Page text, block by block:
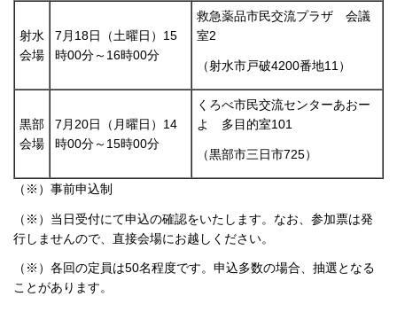
射水
会場
7月18日（土曜日）15
時00分～16時00分
救急薬品市民交流プラザ 会議
室2
（射水市戸破4200番地11）
黒部
会場
7月20日（月曜日）14
時00分～15時00分
くろべ市民交流センターあおー
よ 多目的室101
（黒部市三日市725）
（※）事前申込制
（※）当日受付にて申込の確認をいたします。なお、参加票は発
行しませんので、直接会場にお越しください。
（※）各回の定員は50名程度です。申込多数の場合、抽選となる
ことがあります。